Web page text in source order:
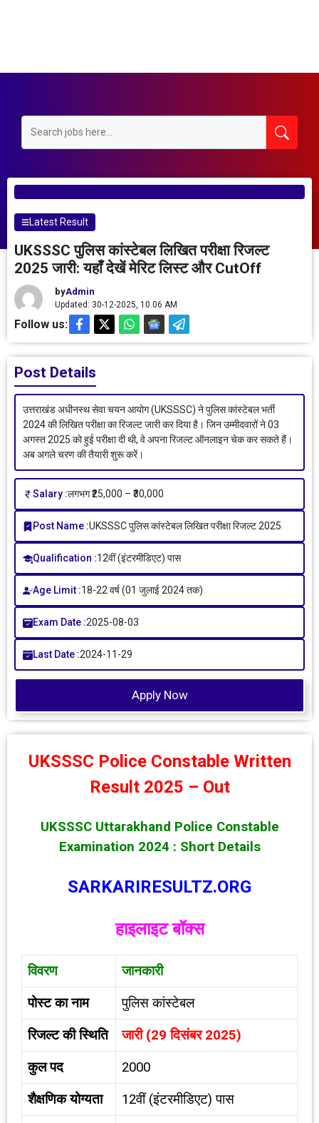
Latest Result
UKSSSC पुलिस कांस्टेबल लिखित परीक्षा रिजल्ट
2025 जारी: यहाँ देखें मेरिट लिस्ट और CutOff
byAdmin
Updated: 30-12-2025, 10.06 AM
Follow us:
Post Details
उत्तराखंड अधीनस्थ सेवा चयन आयोग (UKSSSC) ने पुलिस कांस्टेबल भर्ती
2024 की लिखित परीक्षा का रिजल्ट जारी कर दिया है। जिन उम्मीदवारों ने 03
अगस्त 2025 को हुई परीक्षा दी थी, वे अपना रिजल्ट ऑनलाइन चेक कर सकते हैं।
अब अगले चरण की तैयारी शुरू करें।
Salary :लगभग ₹25,000 – ₹30,000
Post Name :UKSSSC पुलिस कांस्टेबल लिखित परीक्षा रिजल्ट 2025
Qualification :12वीं (इंटरमीडिएट) पास
Age Limit :18-22 वर्ष (01 जुलाई 2024 तक)
Exam Date :2025-08-03
Last Date :2024-11-29
Apply Now
UKSSSC Police Constable Written
Result 2025 – Out
UKSSSC Uttarakhand Police Constable
Examination 2024 : Short Details
SARKARIRESULTZ.ORG
हाइलाइट बॉक्स
विवरण जानकारी
पोस्ट का नाम पुलिस कांस्टेबल
रिजल्ट की स्थिति जारी (29 दिसंबर 2025)
कुल पद 2000
शैक्षणिक योग्यता 12वीं (इंटरमीडिएट) पास